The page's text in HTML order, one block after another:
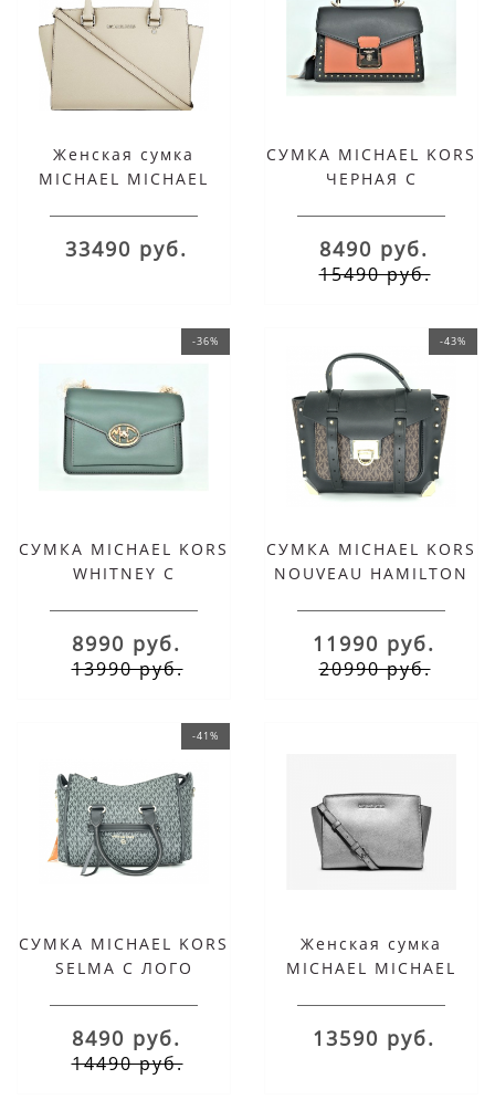
Женская сумка
MICHAEL MICHAEL
33490 руб.
СУМКА MICHAEL KORS
ЧЕРНАЯ С
8490 руб.
15490 руб.
-36%
СУМКА MICHAEL KORS
WHITNEY С
8990 руб.
13990 руб.
-43%
СУМКА MICHAEL KORS
NOUVEAU HAMILTON
11990 руб.
20990 руб.
-41%
СУМКА MICHAEL KORS
SELMA С ЛОГО
8490 руб.
14490 руб.
Женская сумка
MICHAEL MICHAEL
MESSEGER
13590 руб.